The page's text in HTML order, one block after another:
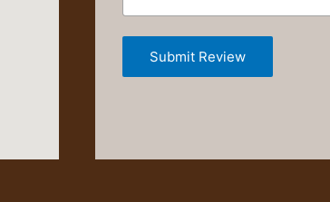
Submit Review